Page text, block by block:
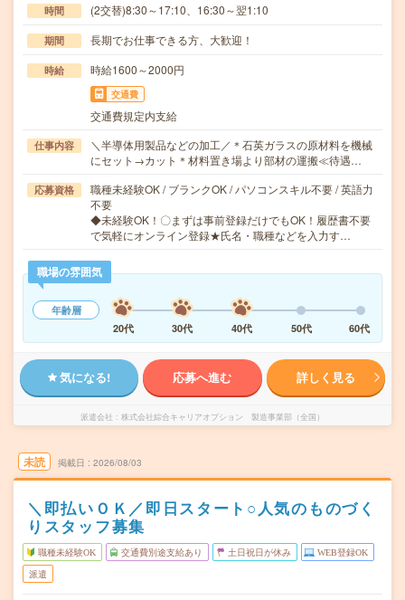
時間 (2交替)8:30～17:10、16:30～翌1:10
期間 長期でお仕事できる方、大歓迎！
時給 時給1600～2000円
交通費
交通費規定内支給
仕事内容
＼半導体用製品などの加工／＊石英ガラスの原材料を機械
にセット→カット＊材料置き場より部材の運搬≪待遇…
応募資格
職種未経験OK / ブランクOK / パソコンスキル不要 / 英語力
不要
◆未経験OK！〇まずは事前登録だけでもOK！履歴書不要
で気軽にオンライン登録★氏名・職種などを入力す…
職場の雰囲気
年齢層
20代
30代 40代 50代 60代
気になる! 応募へ進む 詳しく見る
派遣会社 株式会社綜合キャリアオプション 製造事業部（全国）
未読 掲載日 2026/08/03
＼即払いＯＫ／即日スタート○人気のものづく
りスタッフ募集
職種未経験OK 交通費別途支給あり 土日祝日が休み WEB登録OK
派遣